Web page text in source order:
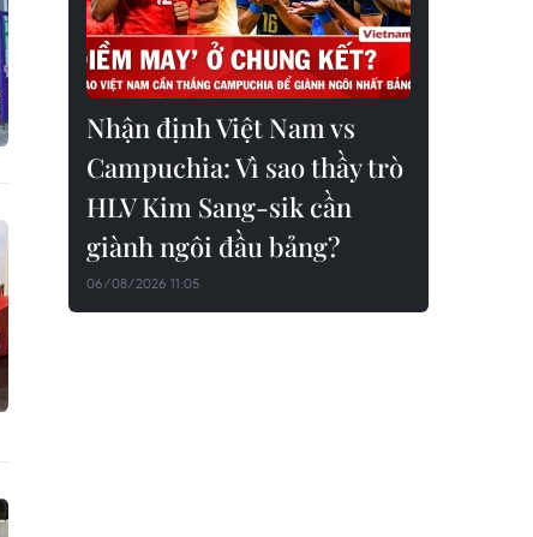
Nhận định Việt Nam vs
Campuchia: Vì sao thầy trò
HLV Kim Sang-sik cần
giành ngôi đầu bảng?
06/08/2026 11:05